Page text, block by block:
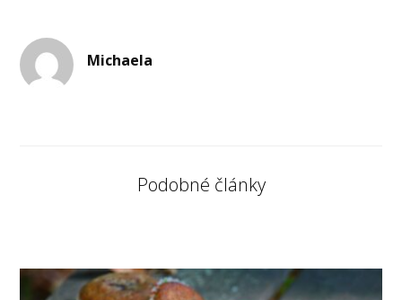
Michaela
Podobné články